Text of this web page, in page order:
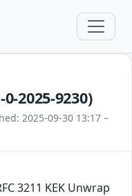
0-2025-9230)
2025-09-30 13:17 –
3211 KEK Unwrap